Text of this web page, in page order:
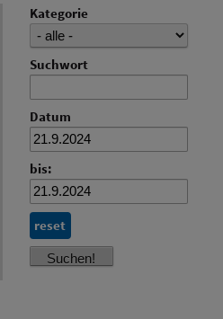
Kategorie
Suchwort
Datum
bis:
reset